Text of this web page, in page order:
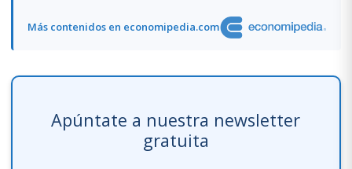
Más contenidos en economipedia.com
Apúntate a nuestra newsletter
gratuita